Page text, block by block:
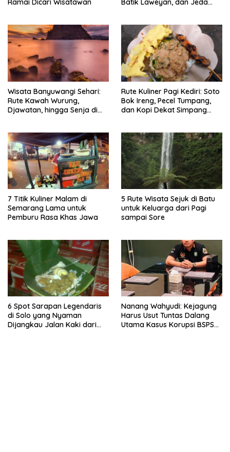
Ramai Dicari Wisatawan
Batik Laweyan, dan Jeda
Wisata Banyuwangi Sehari:
Rute Kawah Wurung,
Djawatan, hingga Senja di
Rute Kuliner Pagi Kediri: Soto
Bok Ireng, Pecel Tumpang,
dan Kopi Dekat Simpang
7 Titik Kuliner Malam di
Semarang Lama untuk
Pemburu Rasa Khas Jawa
5 Rute Wisata Sejuk di Batu
untuk Keluarga dari Pagi
sampai Sore
6 Spot Sarapan Legendaris
di Solo yang Nyaman
Dijangkau Jalan Kaki dari
Nanang Wahyudi: Kejagung
Harus Usut Tuntas Dalang
Utama Kasus Korupsi BSPS